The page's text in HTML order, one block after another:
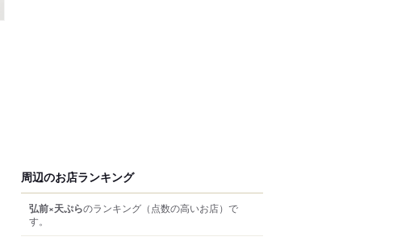
周辺のお店ランキング
弘前×天ぷらのランキング （点数の高いお店） で
す。